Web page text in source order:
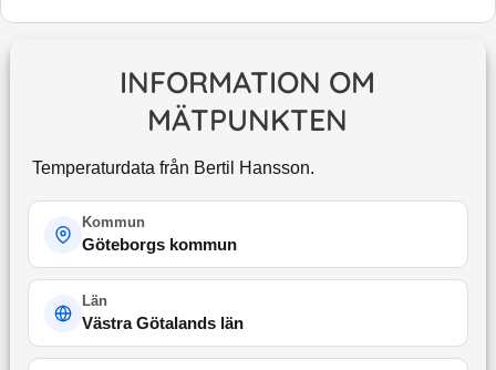
INFORMATION OM
MÄTPUNKTEN
Temperaturdata från Bertil Hansson.
Kommun
Göteborgs kommun
Län
Västra Götalands län